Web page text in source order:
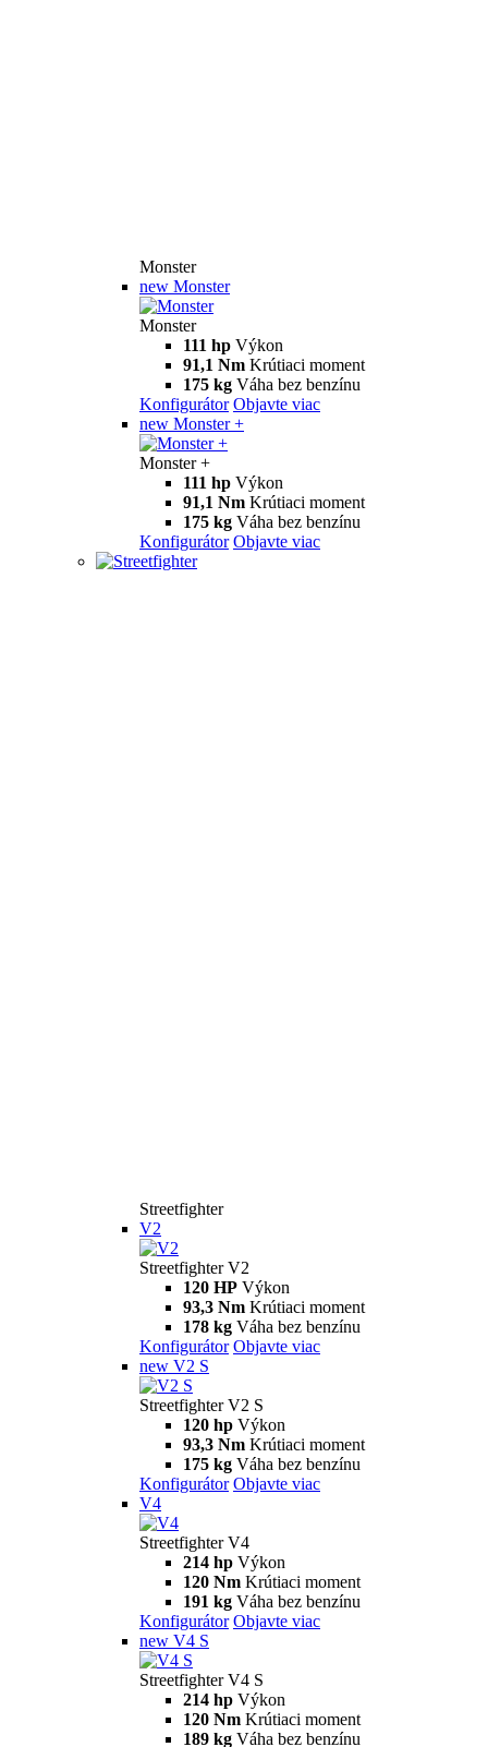
Monster
new Monster
Monster
111 hp Výkon
91,1 Nm Krútiaci moment
175 kg Váha bez benzínu
Konfigurátor Objavte viac
new Monster +
Monster +
111 hp Výkon
91,1 Nm Krútiaci moment
175 kg Váha bez benzínu
Konfigurátor Objavte viac
Streetfighter
V2
Streetfighter V2
120 HP Výkon
93,3 Nm Krútiaci moment
178 kg Váha bez benzínu
Konfigurátor Objavte viac
new V2 S
Streetfighter V2 S
120 hp Výkon
93,3 Nm Krútiaci moment
175 kg Váha bez benzínu
Konfigurátor Objavte viac
V4
Streetfighter V4
214 hp Výkon
120 Nm Krútiaci moment
191 kg Váha bez benzínu
Konfigurátor Objavte viac
new V4 S
Streetfighter V4 S
214 hp Výkon
120 Nm Krútiaci moment
189 kg Váha bez benzínu